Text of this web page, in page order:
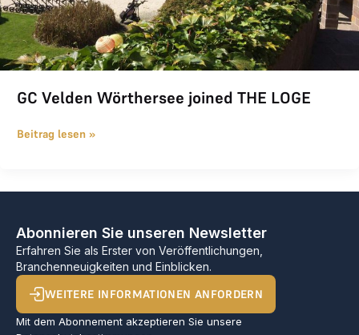
GC Velden Wörthersee joined THE LOGE
Beitrag lesen »
Abonnieren Sie unseren Newsletter
Erfahren Sie als Erster von Veröffentlichungen,
Branchenneuigkeiten und Einblicken.
WEITERE INFORMATIONEN ANFORDERN
Mit dem Abonnement akzeptieren Sie unsere